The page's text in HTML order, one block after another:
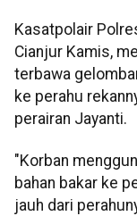
Kasatpolair
Cianjur Kamis,
terbawa
ke perahu
perairan Jayanti.
"Korban
bahan bakar ke
jauh dari